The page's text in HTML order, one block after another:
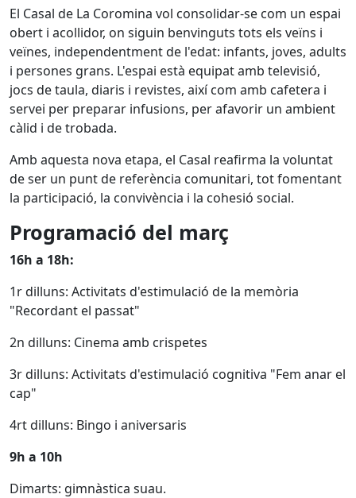
El Casal de La Coromina vol consolidar-se com un espai
obert i acollidor, on siguin benvinguts tots els veïns i
veïnes, independentment de l'edat: infants, joves, adults
i persones grans. L'espai està equipat amb televisió,
jocs de taula, diaris i revistes, així com amb cafetera i
servei per preparar infusions, per afavorir un ambient
càlid i de trobada.
Amb aquesta nova etapa, el Casal reafirma la voluntat
de ser un punt de referència comunitari, tot fomentant
la participació, la convivència i la cohesió social.
Programació del març
16h a 18h:
1r dilluns: Activitats d'estimulació de la memòria
"Recordant el passat"
2n dilluns: Cinema amb crispetes
3r dilluns: Activitats d'estimulació cognitiva "Fem anar el
cap"
4rt dilluns: Bingo i aniversaris
9h a 10h
Dimarts: gimnàstica suau.